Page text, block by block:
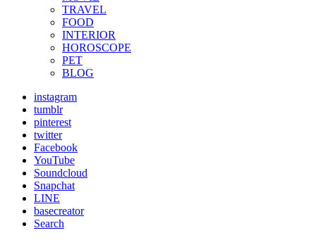
TRAVEL
FOOD
INTERIOR
HOROSCOPE
PET
BLOG
instagram
tumblr
pinterest
twitter
Facebook
YouTube
Soundcloud
Snapchat
LINE
basecreator
Search